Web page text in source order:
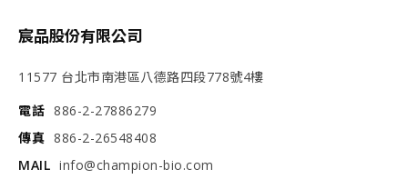
宸品股份有限公司
11577 台北市南港區八德路四段778號4樓
電話 886-2-27886279
傳真 886-2-26548408
MAIL info@champion-bio.com